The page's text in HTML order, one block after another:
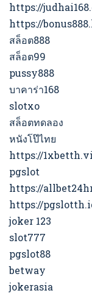
https://
https://
สล็อต888
สล็อต99
pussy888
บาคาร่า168
slotxo
สล็อตทดลอง
หนังโป๊ไทย
https://
pgslot
https://
https://
joker 123
slot777
pgslot88
betway
jokerasia